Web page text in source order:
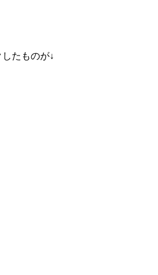
たものが↓